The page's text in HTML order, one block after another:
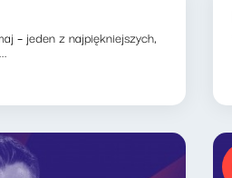
– jeden z najpiękniejszych,